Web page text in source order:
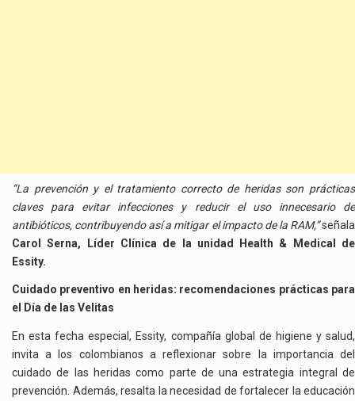
“La prevención y el tratamiento correcto de heridas son prácticas
claves para evitar infecciones y reducir el uso innecesario de
antibióticos, contribuyendo así a mitigar el impacto de la RAM,”señala
Carol Serna,
Líder Clínica de la unidad Health & Medical de
Essity.
Cuidado preventivo en heridas: recomendaciones prácticas para
el Día de las Velitas
En esta fecha especial, Essity, compañía global de higiene y salud,
invita a los colombianos a reflexionar sobre la importancia del
cuidado de las heridas como parte de una estrategia integral de
prevención. Además, resalta la necesidad de fortalecer la educación